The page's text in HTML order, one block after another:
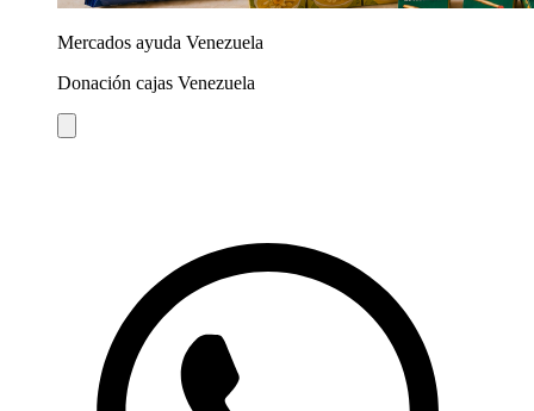
Mercados ayuda Venezuela
Donación cajas Venezuela